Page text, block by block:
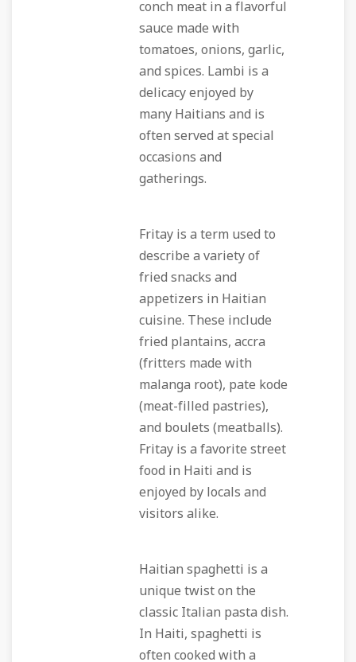
conch meat in a flavorful
sauce made with
tomatoes, onions, garlic,
and spices. Lambi is a
delicacy enjoyed by
many Haitians and is
often served at special
occasions and
gatherings.
Fritay is a term used to
describe a variety of
fried snacks and
appetizers in Haitian
cuisine. These include
fried plantains, accra
(fritters made with
malanga root), pate kode
(meat-filled pastries),
and boulets (meatballs).
Fritay is a favorite street
food in Haiti and is
enjoyed by locals and
visitors alike.
Haitian spaghetti is a
unique twist on the
classic Italian pasta dish.
In Haiti, spaghetti is
often cooked with a